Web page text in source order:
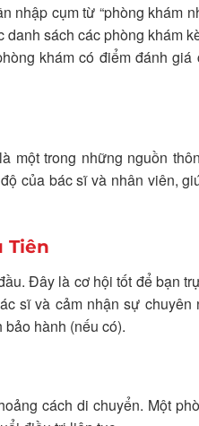
nhập cụm từ “phòng khám
danh sách các phòng khám
khám có điểm đánh giá
một trong những nguồn
của bác sĩ và nhân viên,
Tiên
Đây là cơ hội tốt để bạn
sĩ và cảm nhận sự chuyên
hành (nếu có).
cách di chuyển. Một